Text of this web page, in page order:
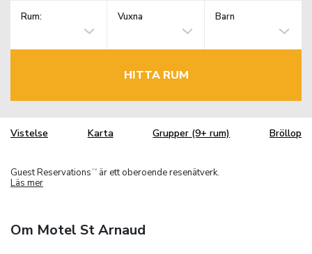
Rum: Vuxna Barn
HITTA RUM
Vistelse Karta Grupper (9+ rum) Bröllop
Guest Reservations TM
är ett oberoende resenätverk.
Läs mer
Om Motel St Arnaud